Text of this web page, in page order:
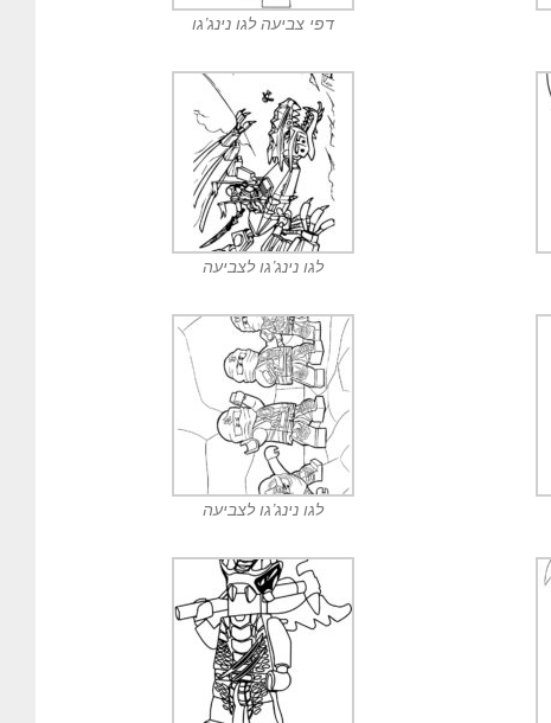
דפי צביעה לגו נינג’גו
לגו נינג’גו לצביעה
לגו נינג’גו לצביעה